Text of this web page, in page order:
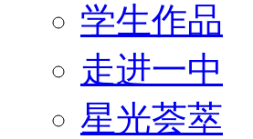
学生作品
走进一中
星光荟萃